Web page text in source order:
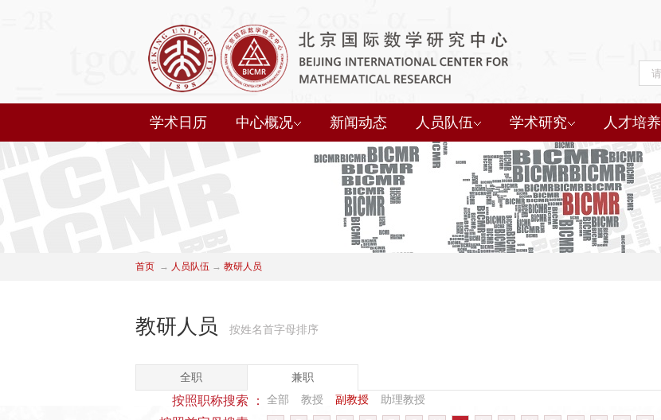
学术日历 中心概况 新闻动态 人员队伍 学术研究 人才培养
首页 → 人员队伍 → 教研人员
教研人员 按姓名首字母排序
全职 兼职
按照职称搜索 ： 全部 教授 副教授 助理教授